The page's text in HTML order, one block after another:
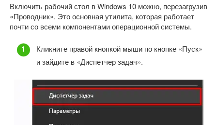
Включить рабочий стол в Windows 10 можно, перезагрузив
«Проводник». Это основная утилита, которая работает
почти со всеми компонентами операционной системы.
Кликните правой кнопкой мыши по кнопке «Пуск»
и зайдите в «Диспетчер задач».